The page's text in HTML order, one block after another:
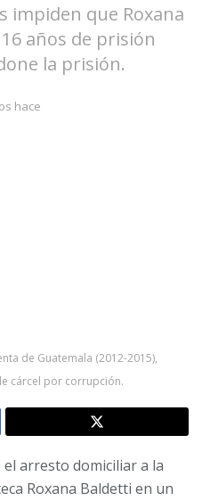
impiden que Roxana
años de prisión
la prisión.
hace
de Guatemala (2012-2015),
cárcel por corrupción.
el arresto domiciliar a la
Roxana Baldetti en un